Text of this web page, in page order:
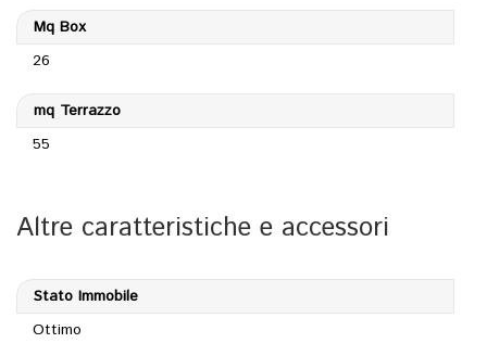
Mq Box
26
mq Terrazzo
55
Altre caratteristiche e accessori
Stato Immobile
Ottimo